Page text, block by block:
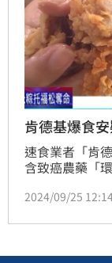
肯德基爆食
速食業者「肯
含致癌農藥「
毀，全台門市
的風險。
2024/09/25